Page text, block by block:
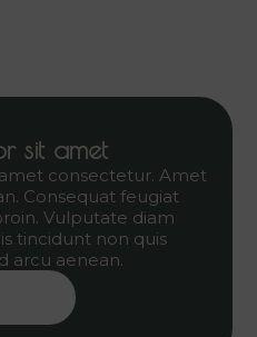
sit amet
consectetur. Amet
Consequat feugiat
Vulputate diam
tincidunt non quis
arcu aenean.